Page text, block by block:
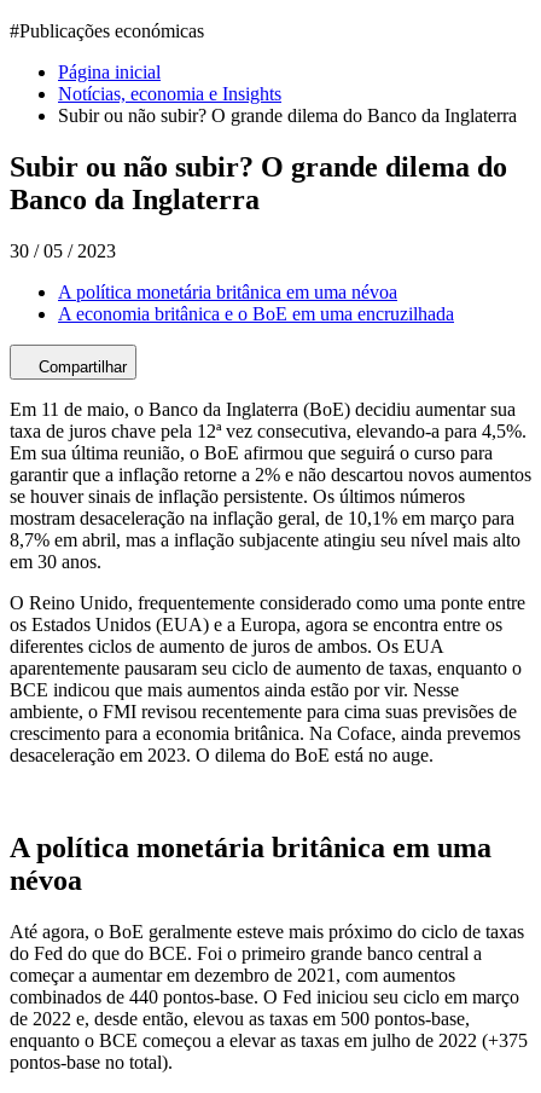
#Publicações económicas
Página inicial
Notícias, economia e Insights
Subir ou não subir? O grande dilema do Banco da Inglaterra
Subir ou não subir? O grande dilema do
Banco da Inglaterra
30 / 05 / 2023
A política monetária britânica em uma névoa
A economia britânica e o BoE em uma encruzilhada
Compartilhar
Em 11 de maio, o Banco da Inglaterra (BoE) decidiu aumentar sua
taxa de juros chave pela 12ª vez consecutiva, elevando-a para 4,5%.
Em sua última reunião, o BoE afirmou que seguirá o curso para
garantir que a inflação retorne a 2% e não descartou novos aumentos
se houver sinais de inflação persistente. Os últimos números
mostram desaceleração na inflação geral, de 10,1% em março para
8,7% em abril, mas a inflação subjacente atingiu seu nível mais alto
em 30 anos.
O Reino Unido, frequentemente considerado como uma ponte entre
os Estados Unidos (EUA) e a Europa, agora se encontra entre os
diferentes ciclos de aumento de juros de ambos. Os EUA
aparentemente pausaram seu ciclo de aumento de taxas, enquanto o
BCE indicou que mais aumentos ainda estão por vir. Nesse
ambiente, o FMI revisou recentemente para cima suas previsões de
crescimento para a economia britânica. Na Coface, ainda prevemos
desaceleração em 2023. O dilema do BoE está no auge.
A política monetária britânica em uma
névoa
Até agora, o BoE geralmente esteve mais próximo do ciclo de taxas
do Fed do que do BCE. Foi o primeiro grande banco central a
começar a aumentar em dezembro de 2021, com aumentos
combinados de 440 pontos-base. O Fed iniciou seu ciclo em março
de 2022 e, desde então, elevou as taxas em 500 pontos-base,
enquanto o BCE começou a elevar as taxas em julho de 2022 (+375
pontos-base no total).